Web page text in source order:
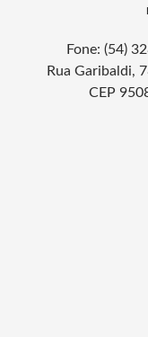
Fone: (54)
Rua Garibaldi,
CEP